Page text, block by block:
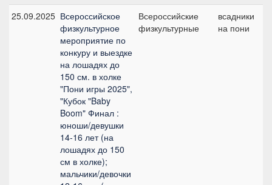
25.09.2025 Всероссийское
физкультурное
мероприятие по
конкуру и выездке
на лошадях до
150 см. в холке
"Пони игры 2025",
"Кубок "Baby
Boom" Финал :
юноши/девушки
14-16 лет (на
лошадях до 150
см в холке);
мальчики/девочки
Всероссийские
физкультурные
всадники
на пони